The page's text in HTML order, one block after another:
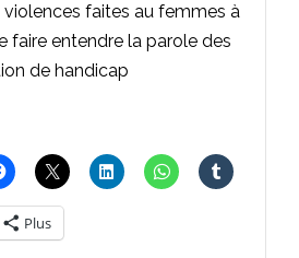
violences faites au femmes à
faire entendre la parole des
de handicap
Plus